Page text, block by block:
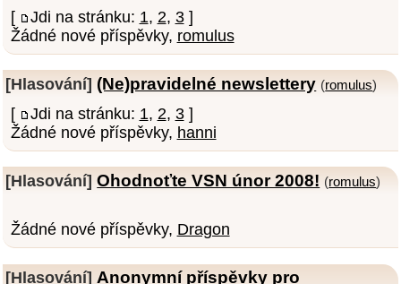
[ Jdi na stránku: 1, 2, 3]
Žádné nové příspěvky, romulus
[Hlasování] (Ne)pravidelné newslettery (romulus)
[ Jdi na stránku: 1, 2, 3]
Žádné nové příspěvky, hanni
[Hlasování] Ohodnoťte VSN únor 2008! (romulus)
Žádné nové příspěvky, Dragon
[Hlasování] Anonymní příspěvky pro